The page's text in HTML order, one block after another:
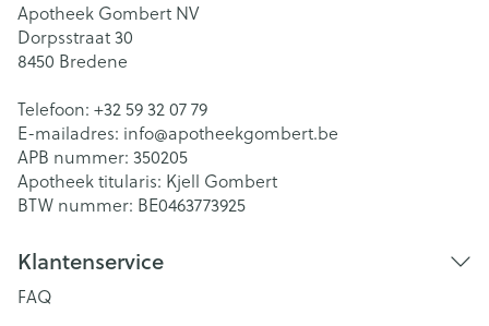
Apotheek Gombert NV
Dorpsstraat 30
8450 Bredene
Telefoon: +32 59 32 07 79
E-mailadres: info@apotheekgombert.be
APB nummer: 350205
Apotheek titularis: Kjell Gombert
BTW nummer: BE0463773925
Klantenservice
FAQ